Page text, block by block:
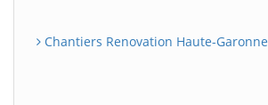
Chantiers Renovation Haute-Garonne